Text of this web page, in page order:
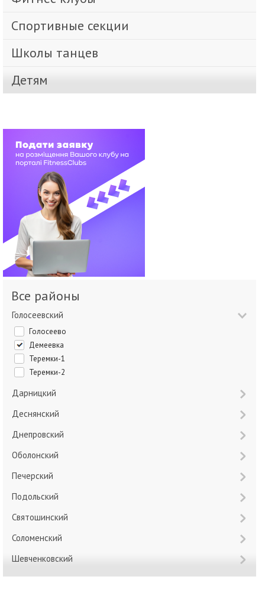
Спортивные секции
Школы танцев
Детям
Все районы
Голосеевский
Голосеево
Демеевка
Теремки-1
Теремки-2
Дарницкий
Деснянский
Днепровский
Оболонский
Печерский
Подольский
Святошинский
Соломенский
Шевченковский